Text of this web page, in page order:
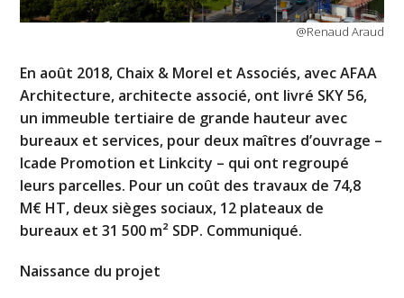
@Renaud Araud
En août 2018, Chaix & Morel et Associés, avec AFAA
Architecture, architecte associé, ont livré SKY 56,
un immeuble tertiaire de grande hauteur avec
bureaux et services, pour deux maîtres d’ouvrage –
Icade Promotion et Linkcity – qui ont regroupé
leurs parcelles. Pour un coût des travaux de 74,8
M€ HT, deux sièges sociaux, 12 plateaux de
bureaux et 31 500 m² SDP. Communiqué.
Naissance du projet